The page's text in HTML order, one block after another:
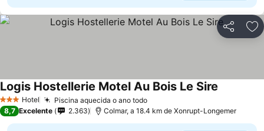
Partilhar
3 EstrelasHotel Piscina aquecida o ano todoVer preços
Logis Hostellerie Motel Au Bois Le Sire
8,7 Excelente 2.363 Colmar, a 18.4 km de Xonrupt-Longemer